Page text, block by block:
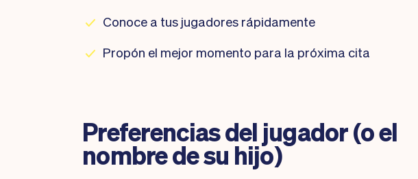
Conoce a tus jugadores rápidamente
Propón el mejor momento para la próxima cita
Preferencias del jugador (o el
nombre de su hijo)